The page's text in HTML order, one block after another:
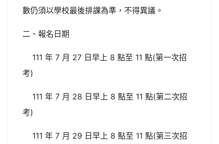
數仍須以學校最後排課為準，不得異議。
二、報名日期
111 年 7 月 27 日早上 8 點至 11 點(第一次招
考)
111 年 7 月 28 日早上 8 點至 11 點(第二次招
考)
111 年 7 月 29 日早上 8 點至 11 點(第三次招